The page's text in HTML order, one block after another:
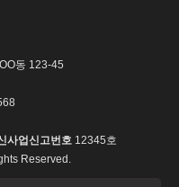
동 123-45
사업신고번호 12345호
Reserved.